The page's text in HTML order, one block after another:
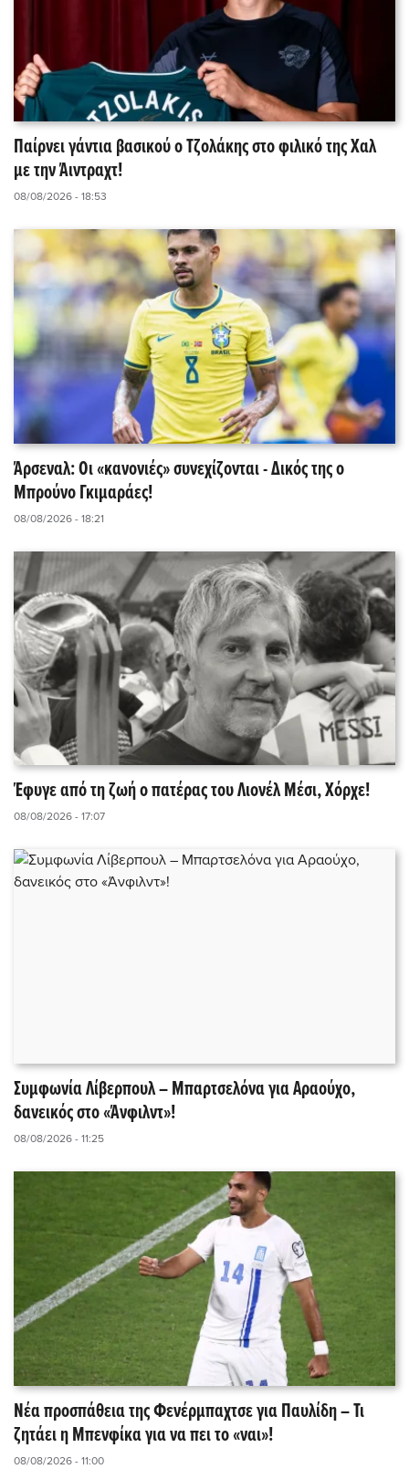
Παίρνει γάντια βασικού ο Τζολάκης στο φιλικό της Χαλ
με την Άιντραχτ!
08/08/2026 - 18:53
Άρσεναλ: Οι «κανονιές» συνεχίζονται - Δικός της ο
Μπρούνο Γκιμαράες!
08/08/2026 - 18:21
Έφυγε από τη ζωή ο πατέρας του Λιονέλ Μέσι, Χόρχε!
08/08/2026 - 17:07
Συμφωνία Λίβερπουλ – Μπαρτσελόνα για Αραούχο,
δανεικός στο «Άνφιλντ»!
08/08/2026 - 11:25
Νέα προσπάθεια της Φενέρμπαχτσε για Παυλίδη – Τι
ζητάει η Μπενφίκα για να πει το «ναι»!
08/08/2026 - 11:00